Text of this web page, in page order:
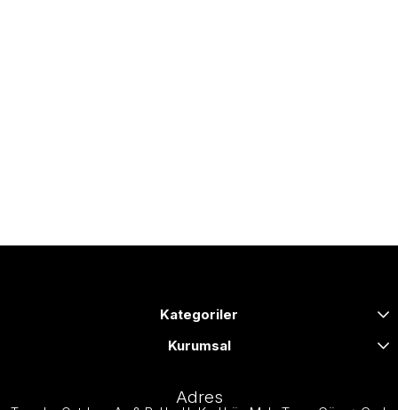
Kategoriler
Kurumsal
Adres